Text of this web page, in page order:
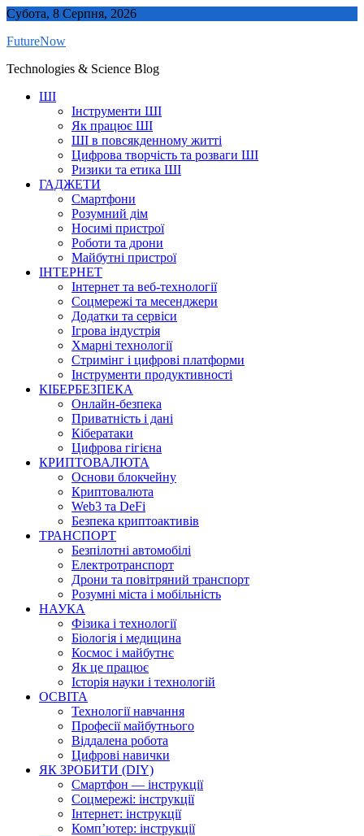
Skip
content
Субота, 8 Серпня, 2026
FutureNow
Technologies & Science Blog
ШІ
Інструменти ШІ
Як працює ШІ
ШІ в повсякденному житті
Цифрова творчість та розваги ШІ
Ризики та етика ШІ
ГАДЖЕТИ
Смартфони
Розумний дім
Носимі пристрої
Роботи та дрони
Майбутні пристрої
ІНТЕРНЕТ
Інтернет та веб-технології
Соцмережі та месенджери
Додатки та сервіси
Ігрова індустрія
Хмарні технології
Стримінг і цифрові платформи
Інструменти продуктивності
КІБЕРБЕЗПЕКА
Онлайн-безпека
Приватність і дані
Кібератаки
Цифрова гігієна
КРИПТОВАЛЮТА
Основи блокчейну
Криптовалюта
Web3 та DeFi
Безпека криптоактивів
ТРАНСПОРТ
Безпілотні автомобілі
Електротранспорт
Дрони та повітряний транспорт
Розумні міста і мобільність
НАУКА
Фізика і технології
Біологія і медицина
Космос і майбутнє
Як це працює
Історія науки і технологій
ОСВІТА
Технології навчання
Професії майбутнього
Віддалена робота
Цифрові навички
ЯК ЗРОБИТИ (DIY)
Смартфон — інструкції
Соцмережі: інструкції
Інтернет: інструкції
Комп’ютер: інструкції